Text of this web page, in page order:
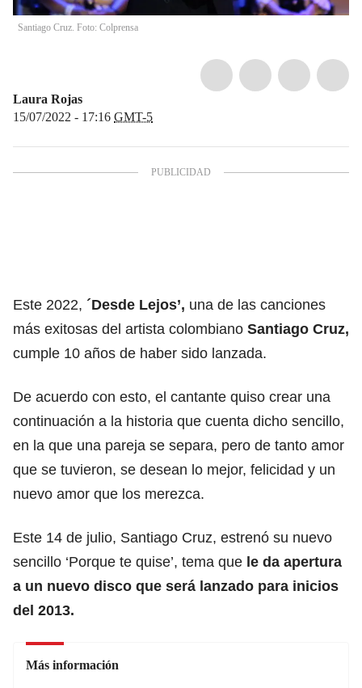
Santiago Cruz. Foto: Colprensa
Laura Rojas
15/07/2022 - 17:16 GMT-5
Este 2022, ´Desde Lejos’, una de las canciones
más exitosas del artista colombiano Santiago Cruz,
cumple 10 años de haber sido lanzada.
De acuerdo con esto, el cantante quiso crear una
continuación a la historia que cuenta dicho sencillo,
en la que una pareja se separa, pero de tanto amor
que se tuvieron, se desean lo mejor, felicidad y un
nuevo amor que los merezca.
Este 14 de julio, Santiago Cruz, estrenó su nuevo
sencillo ‘Porque te quise’, tema que le da apertura
a un nuevo disco que será lanzado para inicios
del 2013.
Más información